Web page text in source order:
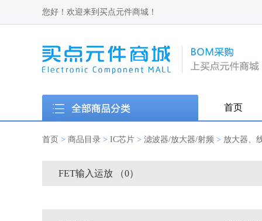
您好！欢迎来到买点元件商城！
首页
首页 > 商品目录 > IC芯片 > 滤波器/放大器/射频 > 放大器、
FET输入运放 （0）